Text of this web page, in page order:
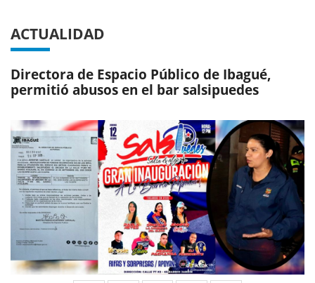
ACTUALIDAD
Directora de Espacio Público de Ibagué,
permitió abusos en el bar salsipuedes